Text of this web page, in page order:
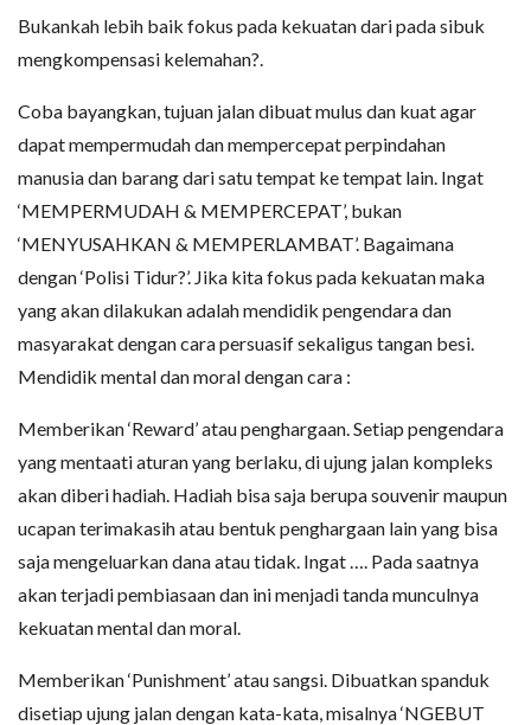
Bukankah lebih baik fokus pada kekuatan dari pada sibuk
mengkompensasi kelemahan?.
Coba bayangkan, tujuan jalan dibuat mulus dan kuat agar
dapat mempermudah dan mempercepat perpindahan
manusia dan barang dari satu tempat ke tempat lain. Ingat
‘MEMPERMUDAH & MEMPERCEPAT’, bukan
‘MENYUSAHKAN & MEMPERLAMBAT’. Bagaimana
dengan ‘Polisi Tidur?’. Jika kita fokus pada kekuatan maka
yang akan dilakukan adalah mendidik pengendara dan
masyarakat dengan cara persuasif sekaligus tangan besi.
Mendidik mental dan moral dengan cara :
Memberikan ‘Reward’ atau penghargaan. Setiap pengendara
yang mentaati aturan yang berlaku, di ujung jalan kompleks
akan diberi hadiah. Hadiah bisa saja berupa souvenir maupun
ucapan terimakasih atau bentuk penghargaan lain yang bisa
saja mengeluarkan dana atau tidak. Ingat …. Pada saatnya
akan terjadi pembiasaan dan ini menjadi tanda munculnya
kekuatan mental dan moral.
Memberikan ‘Punishment’ atau sangsi. Dibuatkan spanduk
disetiap ujung jalan dengan kata-kata, misalnya ‘NGEBUT